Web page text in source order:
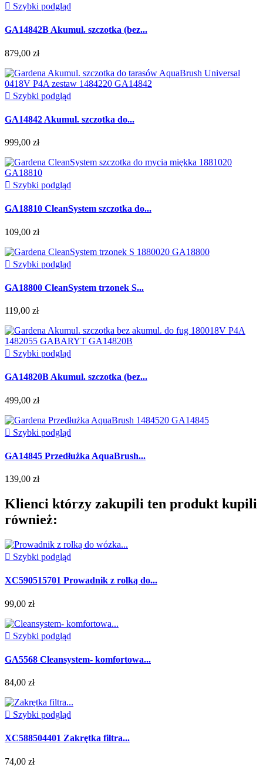
 Szybki podgląd
GA14842B Akumul. szczotka (bez...
879,00 zł
 Szybki podgląd
GA14842 Akumul. szczotka do...
999,00 zł
 Szybki podgląd
GA18810 CleanSystem szczotka do...
109,00 zł
 Szybki podgląd
GA18800 CleanSystem trzonek S...
119,00 zł
 Szybki podgląd
GA14820B Akumul. szczotka (bez...
499,00 zł
 Szybki podgląd
GA14845 Przedłużka AquaBrush...
139,00 zł
Klienci którzy zakupili ten produkt kupili
również:
 Szybki podgląd
XC590515701 Prowadnik z rolką do...
99,00 zł
 Szybki podgląd
GA5568 Cleansystem- komfortowa...
84,00 zł
 Szybki podgląd
XC588504401 Zakrętka filtra...
74,00 zł